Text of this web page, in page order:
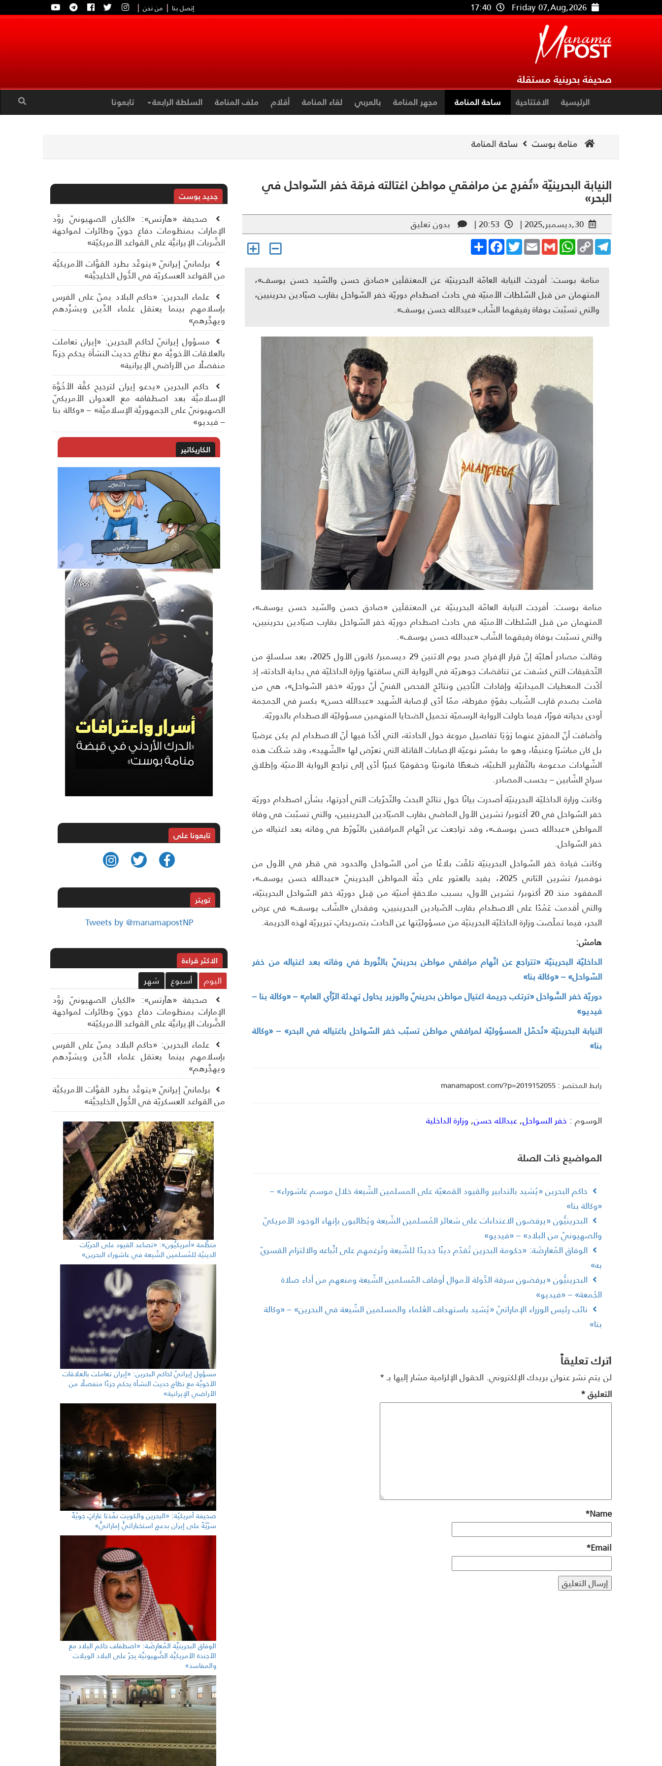
Friday 07,Aug,2026
17:40 إتصل بنا | من نحن |
صحيفة بحرينية مستقلة
الرئيسية الافتتاحية ساحة المنامة مجهر المنامة بالعربي لقاء المنامة أقلام ملف المنامة السلطة الرابعة تابعونا
منامة بوست ساحة المنامة
النيابة البحرينيّة «تُفرج عن مرافقي مواطن اغتالته فرقة خفر السّواحل في
البحر»
30,ديسمبر,2025 | 20:53 |
بدون تعليق
Share
FacebookTwitterEmailGmail
WhatsAppCopy
Link
Telegram
منامة بوست: أفرجت النيابة العامّة البحرينيّة عن المعتقلَين «صادق حسن والسّيد حسن يوسف»،
المتهمان من قبل السّلطات الأمنيّة في حادث اصطدام دوريّة خفر السّواحل بقارب صيّادين بحرينيين،
والتي تسبّبت بوفاة رفيقهما الشّاب «عبدالله حسن يوسف».
منامة بوست: أفرجت النيابة العامّة البحرينيّة عن المعتقلَين «صادق حسن والسّيد حسن يوسف»،
المتهمان من قبل السّلطات الأمنيّة في حادث اصطدام دوريّة خفر السّواحل بقارب صيّادين بحرينيين،
والتي تسبّبت بوفاة رفيقهما الشّاب «عبدالله حسن يوسف».
وقالت مصادر أهليّة إنّ قرار الإفراج صدر يوم الاثنين 29 ديسمبر/ كانون الأول 2025، بعد سلسلةٍ من
التّحقيقات التي كشفت عن تناقضات جوهريّة في الرواية التي ساقتها وزارة الداخليّة في بداية الحادثة، إذ
أكّدت المعطيات الميدانيّة وإفادات النّاجين ونتائج الفحص الفنيّ أنّ دوريّة «خفر السّواحل»، هي من
قامت بصدم قارب الشّباب بقوّةٍ مفرطة، ممّا أدّى لإصابة الشّهيد «عبدالله حسن» بكسرٍ في الجمجمة
أودى بحياته فورًا، فيما حاولت الرواية الرسميّة تحميل الضحايا المتهمين مسؤوليّة الاصطدام بالدوريّة.
وأضافت أنّ المفرَج عنهما رَوَيَا تفاصيل مروعة حول الحادثة، التي أكّدا فيها أنّ الاصطدام لم يكن عرضيًا
بل كان مباشرًا وعنيفًا، وهو ما يفسّر نوعيّة الإصابات القاتلة التي تعرّض لها «الشّهيد»، وقد شكّلت هذه
الشّهادات مدعومة بالتّقارير الطبيّة، ضغطًا قانونيًا وحقوقيًا كبيرًا أدّى إلى تراجع الرواية الأمنيّة وإطلاق
سراح الشّابين – بحسب المصادر.
وكانت وزارة الداخليّة البحرينيّة أصدرت بيانًا حول نتائج البحث والتّحرّيات التي أجرتها، بشأن اصطدام دوريّة
خفر السّواحل في 20 أكتوبر/ تشرين الأول الماضي بقارب الصيّادين البحرينيين، والتي تسبّبت في وفاة
المواطن «عبدالله حسن يوسف»، وقد تراجعت عن اتّهام المرافقين بالتّورّط في وفاته بعد اغتياله من
خفر السّواحل.
وكانت قيادة خفر السّواحل البحرينيّة تلقّت بلاغًا من أمن السّواحل والحدود في قطر في الأول من
نوفمبر/ تشرين الثاني 2025، يفيد بالعثور على جثّة المواطن البحرينيّ «عبدالله حسن يوسف»،
المفقود منذ 20 أكتوبر/ تشرين الأول، بسبب ملاحقةٍ أمنيّة من قِبلِ دوريّة خفر السّواحل البحرينيّة،
والتي أقدمت عَمْدًا على الاصطدام بقارب الصّيادين البحرينيين، وفقدان «الشّاب يوسف» في عرض
البحر، فيما تملّصت وزارة الداخليّة البحرينيّة من مسؤوليّتها عن الحادث بتصريحاتٍ تبريريّة لهذه الجريمة.
هامش:
الداخليّة البحرينيّة «تتراجع عن اتّهام مرافقي مواطن بحرينيّ بالتّورط في وفاته بعد اغتياله من خفر
السّواحل» – «وكالة بنا»
دوريّة خفر السَّواحل «ترتكب جريمة اغتيال مواطن بحرينيّ والوزير يحاول تهدئة الرّأي العام» – «وكالة بنا –
فيديو»
النيابة البحرينيّة «تُحمّل المسؤوليّة لمرافقي مواطن تسبّب خفر السّواحل باغتياله في البحر» – «وكالة
بنا»
رابط المختصر : manamapost.com/?p=2019152055
الوسوم : خفر السواحل, عبدالله حسن, وزارة الداخلية
المواضیع ذات الصلة
حاكم البحرين «يُشيد بالتدابير والقيود القمعيّة على المسلمين الشّيعة خلال موسم عاشوراء» –
«وكالة بنا»
البحرينيُّون «يرفضون الاعتداءات على شعائر المُسلمين الشّيعة ويُطالبون بإنهاء الوجود الأمريكيّ
والصهيونيّ من البلاد» – «فيديو»
الوفاق المُعارِضَة: «حكومة البحرين تُقدّم دينًا جديدًا للشّيعة وتُرغمهم على اتِّباعه والالتزام القسريّ
به»
البحرينيُّون «يرفضون سرقة الدَّولة لأموال أوقاف المُسلمين الشّيعة ومنعهم من أداء صلاة
الجُمعة» – «فيديو»
نائب رئيس الوزراء الإماراتيّ «يُشيد باستهداف العُلماء والمسلمين الشّيعة في البحرين» – «وكالة
بنا»
اترك تعليقاً
لن يتم نشر عنوان بريدك الإلكتروني. الحقول الإلزامية مشار إليها بـ*
التعليق*
Name
*
Email
*
جديد بوست
صحيفة «هآرتس»: «الكيان الصهيونيّ زوَّد
الإمارات بمنظومات دفاع جويّ وطائرات لمواجهة
الضَّربات الإيرانيَّة على القواعد الأمريكيّة»
برلمانيّ إيرانيّ «يتوعَّد بطرد القوَّات الأمريكيَّة
من القواعد العسكريّة في الدُّول الخليجيَّة»
علماء البحرين: «حاكم البلاد يمنّ على الفرس
بإسلامهم بينما يعتقل علماء الدِّين ويشرِّدهم
ويهجِّرهم»
مسؤول إيرانيّ لحاكم البحرين: «إيران تعاملت
بالعلاقات الأخويَّة مع نظامٍ حديث النشأة يحكم جزءًا
منفصلًا من الأراضي الإيرانية»
حاكم البحرين «يدعو إيران لترجيح كفَّة الأخُوَّة
الإسلاميَّة بعد اصطفافه مع العدوان الأمريكيّ
الصهيونيّ على الجمهوريَّة الإسلاميَّة» – «وكالة بنا
– فيديو»
الكاريكاتير
تابعونا على
تويتر
Tweets by @manamapostNP
الاکثر قراءة
اليوم
أسبوع
شهر
صحيفة «هآرتس»: «الكيان الصهيونيّ زوَّد
الإمارات بمنظومات دفاع جويّ وطائرات لمواجهة
الضَّربات الإيرانيَّة على القواعد الأمريكيّة»
علماء البحرين: «حاكم البلاد يمنّ على الفرس
بإسلامهم بينما يعتقل علماء الدِّين ويشرِّدهم
ويهجِّرهم»
برلمانيّ إيرانيّ «يتوعَّد بطرد القوَّات الأمريكيَّة
من القواعد العسكريّة في الدُّول الخليجيَّة»
منظَّمة «أمريكيُّون»: «تصاعد القيود على الحريّات
الدينيّة للمُسلمين الشّيعة في عاشوراء البحرين»
مسؤول إيرانيّ لحاكم البحرين: «إيران تعاملت بالعلاقات
الأخويَّة مع نظامٍ حديث النشأة يحكم جزءًا منفصلًا من
الأراضي الإيرانية»
صحيفة أمريكيّة: «البحرين والكويت نفّذتا غاراتٍ جويّةً
سرّيّةً على إيران بدعمٍ استخباراتيٍّ إماراتيٍّ»
الوفاق البحرينيَّة المُعارِضَة: «اصطفاف حاكم البلاد مع
الأجندة الأمريكيَّة الصُّهيونيَّة يجرّ على البلاد الويلات
والمفاسد»